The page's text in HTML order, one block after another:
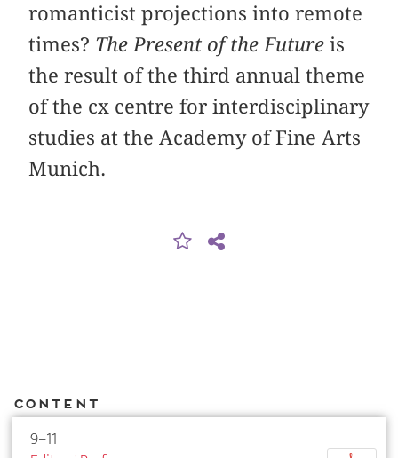
romanticist projections into remote
times? The Present of the Future is
the result of the third annual theme
of the cx centre for interdisciplinary
studies at the Academy of Fine Arts
Munich.
Content
9–11